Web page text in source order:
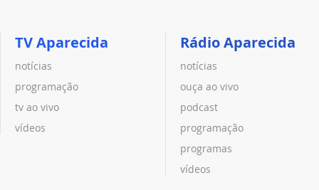
TV Aparecida
notícias
programação
tv ao vivo
vídeos
Rádio Aparecida
notícias
ouça ao vivo
podcast
programação
programas
vídeos